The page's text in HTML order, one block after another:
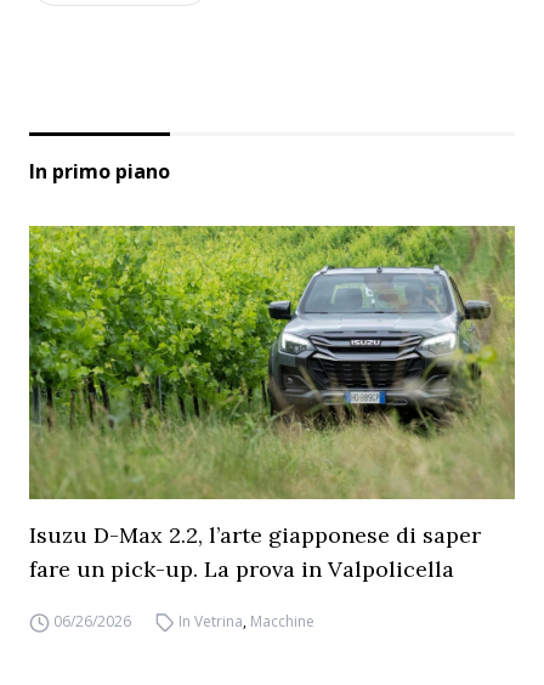
In primo piano
Isuzu D-Max 2.2, l’arte giapponese di saper
fare un pick-up. La prova in Valpolicella
06/26/2026 In Vetrina, Macchine